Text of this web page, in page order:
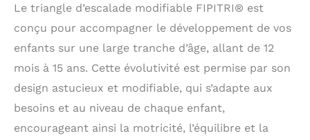
Le triangle d’escalade modifiable FIPITRI® est
conçu pour accompagner le développement de vos
enfants sur une large tranche d’âge, allant de 12
mois à 15 ans. Cette évolutivité est permise par son
design astucieux et modifiable, qui s’adapte aux
besoins et au niveau de chaque enfant,
encourageant ainsi la motricité, l’équilibre et la